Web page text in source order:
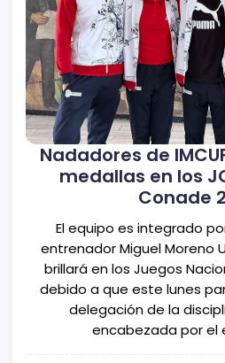
Nadadores de
medallas en los
Conade
El equipo es integrado
entrenador Miguel Moreno
brillará en los Juegos
debido a que este lunes
delegación de la
encabezada por el